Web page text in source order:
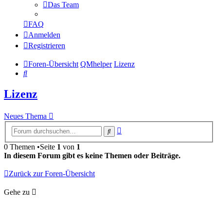
Das Team
FAQ
Anmelden
Registrieren
Foren-Übersicht QMhelper Lizenz
Suche
Lizenz
Neues Thema
Suche
0 Themen •Seite 1 von 1
In diesem Forum gibt es keine Themen oder Beiträge.
Zurück zur Foren-Übersicht
Gehe zu